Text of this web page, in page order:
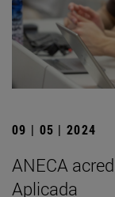
09 | 05 | 2024
ANECA
Aplicada